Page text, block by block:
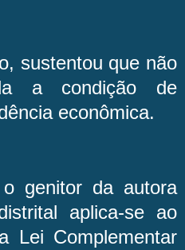
sustentou que não
a condição de
econômica.
genitor da autora
aplica-se ao
Lei Complementar